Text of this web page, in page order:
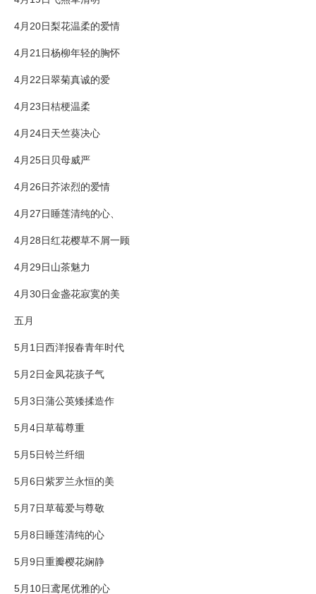
4月20日梨花温柔的爱情
4月21日杨柳年轻的胸怀
4月22日翠菊真诚的爱
4月23日桔梗温柔
4月24日天竺葵决心
4月25日贝母威严
4月26日芥浓烈的爱情
4月27日睡莲清纯的心、
4月28日红花樱草不屑一顾
4月29日山茶魅力
4月30日金盏花寂寞的美
五月
5月1日西洋报春青年时代
5月2日金凤花孩子气
5月3日蒲公英矮揉造作
5月4日草莓尊重
5月5日铃兰纤细
5月6日紫罗兰永恒的美
5月7日草莓爱与尊敬
5月8日睡莲清纯的心
5月9日重瓣樱花娴静
5月10日鸢尾优雅的心